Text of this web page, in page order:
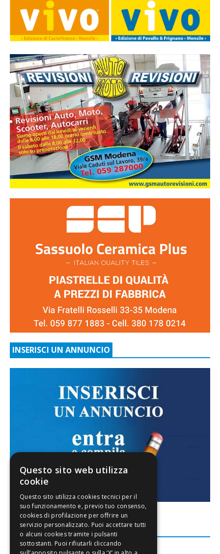
INSERISCI UN ANNUNCIO
FACEBOOK
Questo sito web utilizza
cookie